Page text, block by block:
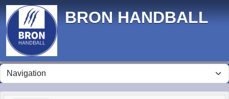
BRON HANDBALL
Panneau de gestion des cookies